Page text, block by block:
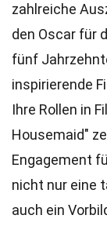
zahlreiche
den Oscar für
fünf
inspirierende
Ihre Rollen in
Housemaid"
Engagement
nicht nur eine
auch ein